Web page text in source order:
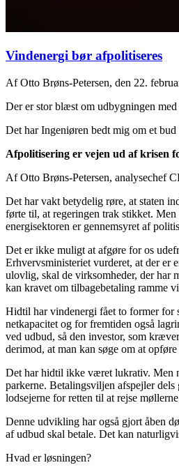
Vindenergi bør afpolitiseres
Af Otto Brøns-Petersen, den 22.
Der er stor blæst om udbygningen
Det har Ingeniøren bedt mig om et
Afpolitisering er vejen ud af krisen
Af Otto Brøns-Petersen, analysechef
Det har vakt betydelig røre, at staten
førte til, at regeringen trak stikket.
energisektoren er gennemsyret af
Det er ikke muligt at afgøre for os
Erhvervsministeriet vurderet, at der er
ulovlig, skal de virksomheder, der har
kan kravet om tilbagebetaling ramme
Hidtil har vindenergi fået to former for
netkapacitet og for fremtiden også
ved udbud, så den investor, som
derimod, at man kan søge om at
Det har hidtil ikke været lukrativ. Men
parkerne. Betalingsviljen afspejler dels
lodsejerne for retten til at rejse
Denne udvikling har også gjort åben
af udbud skal betale. Det kan
Hvad er løsningen?